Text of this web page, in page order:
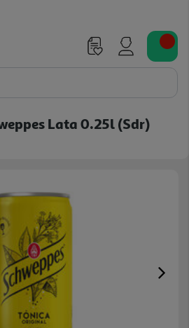
Lata 0.25l (sdr)